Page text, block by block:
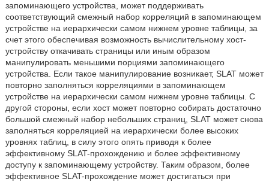
запоминающего устройства, может поддерживать
соответствующий смежный набор корреляций в запоминающем
устройстве на иерархически самом нижнем уровне таблицы, за
счет этого обеспечивая возможность вычислительному хост-
устройству откачивать страницы или иным образом
манипулировать меньшими порциями запоминающего
устройства. Если такое манипулирование возникает, SLAT может
повторно заполняться корреляциями в запоминающем
устройстве на иерархически самом нижнем уровне таблицы. С
другой стороны, если хост может повторно собирать достаточно
большой смежный набор небольших страниц, SLAT может снова
заполняться корреляцией на иерархически более высоких
уровнях таблиц, в силу этого опять приводя к более
эффективному SLAT-прохождению и более эффективному
доступу к запоминающему устройству. Таким образом, более
эффективное SLAT-прохождение может достигаться при